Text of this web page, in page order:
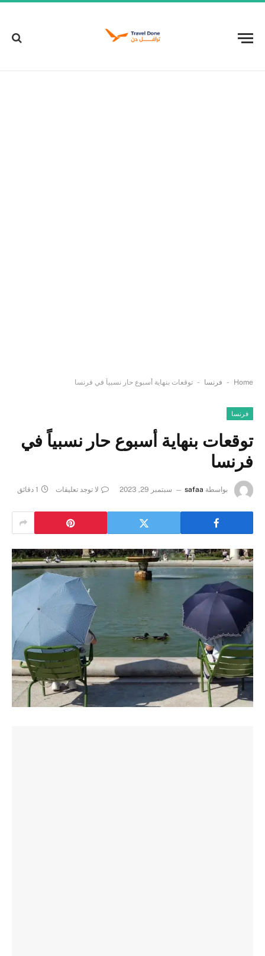
Home
- فرنسا - توقعات بنهاية أسبوع حار نسبياً في فرنسا
فرنسا
توقعات بنهاية أسبوع حار نسبياً في
فرنسا
بواسطة safaa سبتمبر 29, 2023 لا توجد تعليقات 1 دقائق